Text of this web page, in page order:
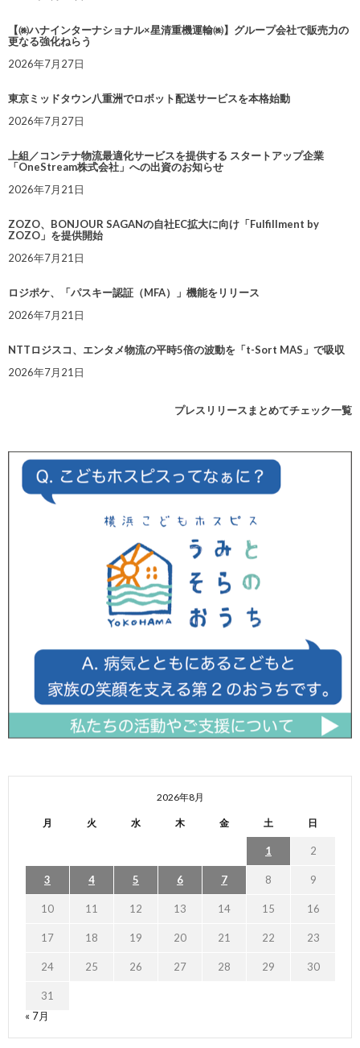
【㈱ハナインターナショナル×星清重機運輸㈱】グループ会社で販売力の
更なる強化ねらう
2026年7月27日
東京ミッドタウン八重洲でロボット配送サービスを本格始動
2026年7月27日
上組／コンテナ物流最適化サービスを提供する スタートアップ企業
「OneStream株式会社」への出資のお知らせ
2026年7月21日
ZOZO、BONJOUR SAGANの自社EC拡大に向け「Fulfillment by
ZOZO」を提供開始
2026年7月21日
ロジポケ、「パスキー認証（MFA）」機能をリリース
2026年7月21日
NTTロジスコ、エンタメ物流の平時5倍の波動を「t-Sort MAS」で吸収
2026年7月21日
プレスリリースまとめてチェック一覧
2026年8月
月 火 水 木 金 土 日
1 2
3 4 5 6 7 8 9
10 11 12 13 14 15 16
17 18 19 20 21 22 23
24 25 26 27 28 29 30
31
« 7月